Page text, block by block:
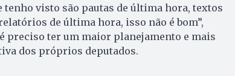
tenho visto são pautas de última hora, textos
de última hora, isso não é bom”,
preciso ter um maior planejamento e mais
dos próprios deputados.